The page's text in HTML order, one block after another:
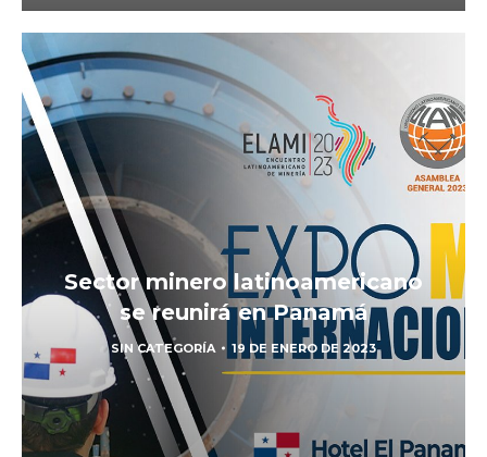
Sector minero latinoamericano
se reunirá en Panamá
SIN CATEGORÍA 19 DE ENERO DE 2023